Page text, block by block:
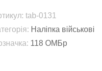
tab-0131
Наліпка військові
118 ОМБр